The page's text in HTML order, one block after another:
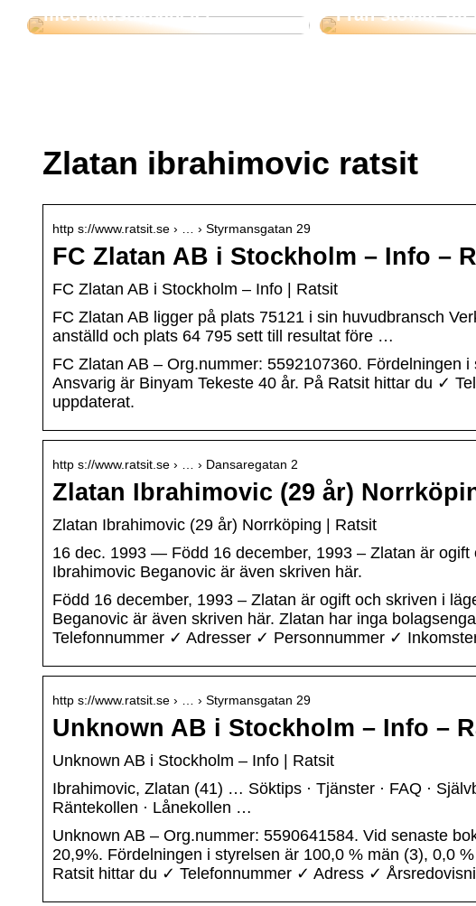
med akustikpaneler
Från stövlar till
Zlatan ibrahimovic ratsit
http s://www.ratsit.se › … › Styrmansgatan 29
FC Zlatan AB i Stockholm – Info –
FC Zlatan AB i Stockholm – Info | Ratsit
FC Zlatan AB ligger på plats 75121 i sin huvudbransch
anställd och plats 64 795 sett till resultat före …
FC Zlatan AB – Org.nummer: 5592107360. Fördelningen
Ansvarig är Binyam Tekeste 40 år. På Ratsit hittar du ✓
uppdaterat.
http s://www.ratsit.se › … › Dansaregatan 2
Zlatan Ibrahimovic (29 år)
Zlatan Ibrahimovic (29 år) Norrköping | Ratsit
16 dec. 1993 — Född 16 december, 1993 – Zlatan är
Ibrahimovic Beganovic är även skriven här.
Född 16 december, 1993 – Zlatan är ogift och skriven i
Beganovic är även skriven här. Zlatan har inga
Telefonnummer ✓ Adresser ✓ Personnummer ✓
http s://www.ratsit.se › … › Styrmansgatan 29
Unknown AB i Stockholm – Info –
Unknown AB i Stockholm – Info | Ratsit
Ibrahimovic, Zlatan (41) … Söktips · Tjänster · FAQ ·
Räntekollen · Lånekollen …
Unknown AB – Org.nummer: 5590641584. Vid senaste
20,9%. Fördelningen i styrelsen är 100,0 % män (3), 0,0
Ratsit hittar du ✓ Telefonnummer ✓ Adress ✓